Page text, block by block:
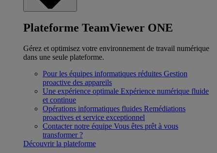
Plateforme TeamViewer ONE
Gérez et optimisez votre environnement de travail numérique
dans une seule plateforme.
Pour les équipes informatiques réduites Gestion
proactive des appareils
Une expérience optimale Expérience numérique fluide
et continue
Opérations informatiques fluides Remédiations
proactives et service exceptionnel
Contacter notre équipe Vous êtes prêt à vous
transformer ?
Découvrir la plateforme